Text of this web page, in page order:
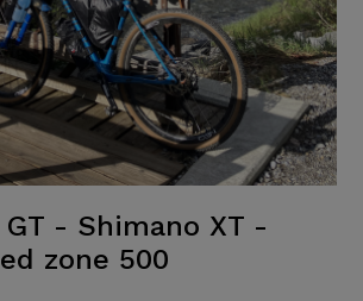
- Shimano XT -
zone 500